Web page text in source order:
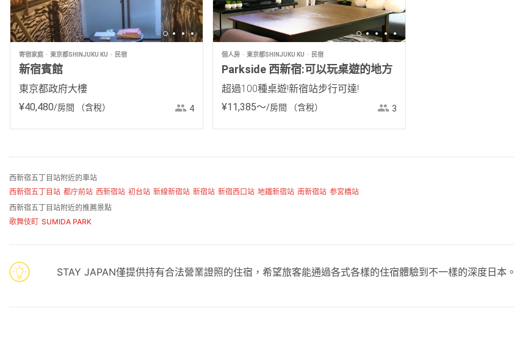
寄宿家庭 東京都SHINJUKU KU 民宿
新宿賓館
東京都政府大樓
¥40,480/房間 （含稅） 4
個人房 東京都SHINJUKU KU 民宿
Parkside 西新宿:可以玩桌遊的地方
超過100種桌遊!新宿站步行可達!
¥11,385〜/房間 （含稅） 3
西新宿五丁目站附近的車站
西新宿五丁目站 都庁前站 西新宿站 初台站 新線新宿站 新宿站 新宿西口站 地鐵新宿站 南新宿站 参宮橋站
西新宿五丁目站附近的推薦景點
歌舞伎町 SUMIDA PARK
STAY JAPAN僅提供持有合法營業證照的住宿，希望旅客能通過各式各樣的住宿體驗到不一樣的深度日本。